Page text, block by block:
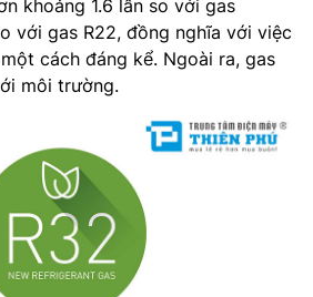
khoảng 1.6 lần so với gas
với gas R22, đồng nghĩa với việc
cách đáng kể. Ngoài ra, gas
môi trường.